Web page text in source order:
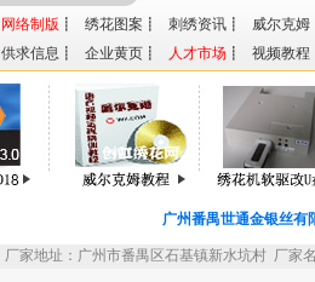
网络制版 ┋ 绣花图案 ┋ 刺绣资讯 ┋ 威尔克姆
供求信息 ┋ 企业黄页 ┋ 人才市场 ┋ 视频教程
广州番禺世通金银丝有
厂家地址：广州市番禺区石基镇新水坑村 厂